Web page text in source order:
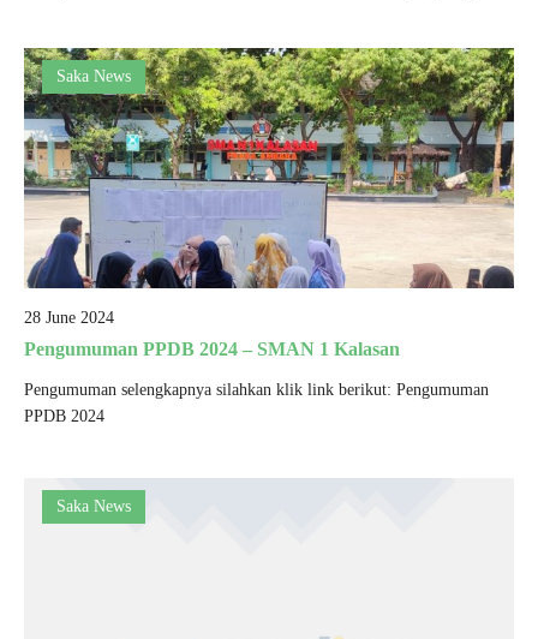
Saka News
28 June 2024
Pengumuman PPDB 2024 – SMAN 1 Kalasan
Pengumuman selengkapnya silahkan klik link berikut: Pengumuman
PPDB 2024
Saka News